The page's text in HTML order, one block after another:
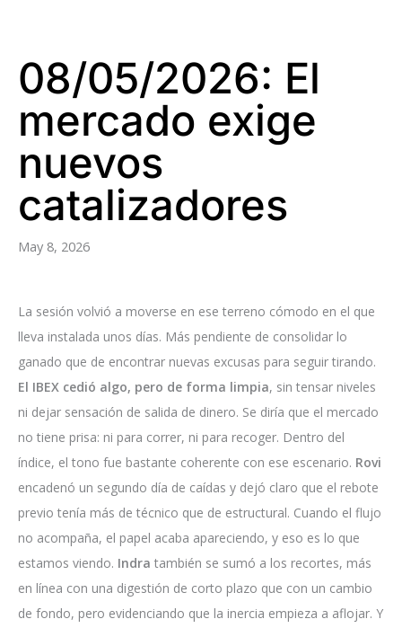
08/05/2026: El
mercado exige
nuevos
catalizadores
May 8, 2026
La sesión volvió a moverse en ese terreno cómodo en el que
lleva instalada unos días. Más pendiente de consolidar lo
ganado que de encontrar nuevas excusas para seguir tirando.
El IBEX cedió algo, pero de forma limpia, sin tensar niveles
ni dejar sensación de salida de dinero. Se diría que el mercado
no tiene prisa: ni para correr, ni para recoger. Dentro del
índice, el tono fue bastante coherente con ese escenario. Rovi
encadenó un segundo día de caídas y dejó claro que el rebote
previo tenía más de técnico que de estructural. Cuando el flujo
no acompaña, el papel acaba apareciendo, y eso es lo que
estamos viendo. Indra también se sumó a los recortes, más
en línea con una digestión de corto plazo que con un cambio
de fondo, pero evidenciando que la inercia empieza a aflojar. Y